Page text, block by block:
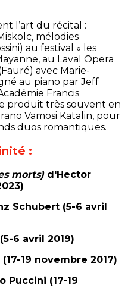
l’art du récital :
mélodies
au festival « les
au Laval Opera
avec Marie-
au piano par Jeff
Francis
produit très souvent en
Vamosi Katalin, pour
duos romantiques.
:
morts)d'Hector
Schubert (5-6 avril
6 avril 2019)
19 novembre 2017)
Puccini (17-19